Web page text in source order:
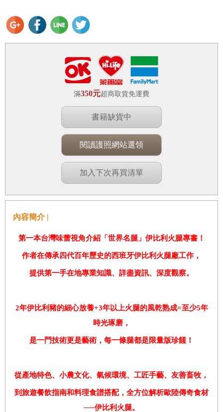
滿350元超商取貨免運費
書籍缺貨中
閱讀護照網站選領
加入下次再買清單
內容簡介 |
第一本台灣味蕾視角介紹「世界名腿」伊比利火腿專書！
作者在傳承四代百年歷史的西班牙伊比利火腿廠工作，
提供第一手在地專業知識、詳盡資訊、深度觀察。
2年伊比利豬的細心放養+3年以上火腿的風乾熟成=至少5年
時光琢磨，
是一門技術更是藝術，每一條腿都是限量版珍饈 ！
從產地特色、小農文化、氣候環境、工匠手藝、 友善畜牧 ，
到旅遊餐飲指南和料理食譜搭配 ，全方位解析歐陸傳奇食材
──伊比利火腿。